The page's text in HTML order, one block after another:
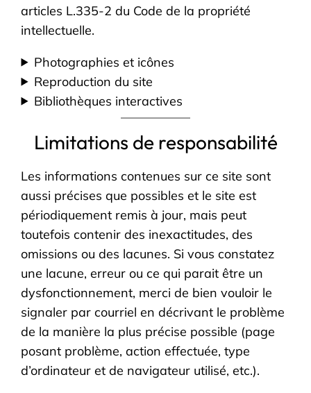
articles L.335-2 du Code de la propriété
intellectuelle.
Photographies et icônes
Reproduction du site
Bibliothèques interactives
Limitations de responsabilité
Les informations contenues sur ce site sont
aussi précises que possibles et le site est
périodiquement remis à jour, mais peut
toutefois contenir des inexactitudes, des
omissions ou des lacunes. Si vous constatez
une lacune, erreur ou ce qui parait être un
dysfonctionnement, merci de bien vouloir le
signaler par courriel en décrivant le problème
de la manière la plus précise possible (page
posant problème, action effectuée, type
d’ordinateur et de navigateur utilisé, etc.).